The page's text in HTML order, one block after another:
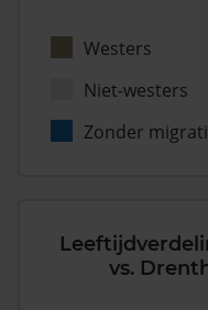
Westers
Niet-westers
Zonder
vs.